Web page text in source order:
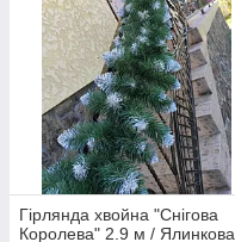
Гірлянда хвойна "Снігова
Королева" 2.9 м / Ялинкова